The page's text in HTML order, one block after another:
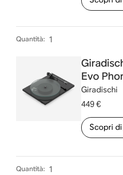
Quantità: 1
Evo
Giradischi
449 €
Scopri
Quantità: 1